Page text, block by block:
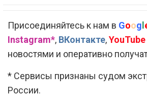
Присоединяйтесь к нам в Googl
Instagram*, ВКонтакте,YouTube
новостями и оперативно
* Сервисы признаны судом
России.